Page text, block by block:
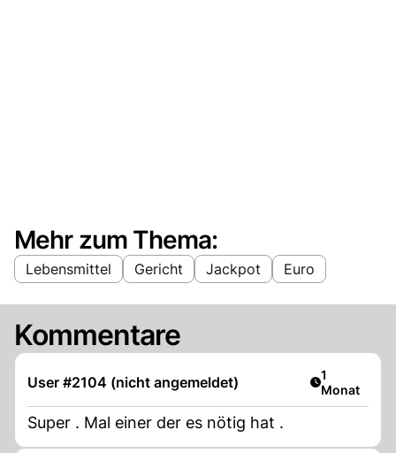
Mehr zum Thema:
Lebensmittel Gericht Jackpot Euro
Kommentare
User #2104 (nicht angemeldet) Artikel
1
Monat
Super . Mal einer der es nötig hat .